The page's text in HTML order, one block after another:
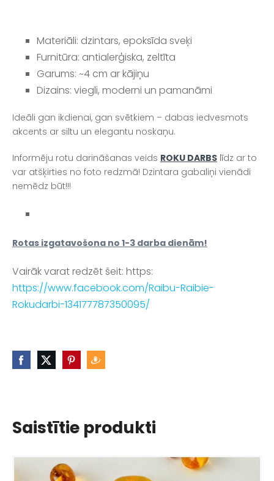
Materiāli: dzintars, epoksīda sveķi
Furnitūra: antialerģiska, zeltīta
Garums: ~4 cm ar kājiņu
Dizains: viegli, moderni un pamanāmi
Ideāli gan ikdienai, gan svētkiem – dabas iedvesmots
akcents ar siltu un elegantu noskaņu.
Informēju rotu darināšanas veids ROKU DARBS līdz ar to
var atšķirties no foto redzmā! Dzintara gabaliņi vienādi
nemēdz būt!!!
Rotas izgatavošona no 1-3 darba dienām!
Vairāk varat redzēt šeit: https:
https://www.facebook.com/Raibu-Raibie-
Rokudarbi-134177787350095/
Saistītie produkti